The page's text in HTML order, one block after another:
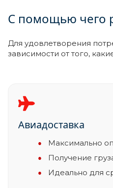
С помощью чего
Для удовлетворения
зависимости от того,
Авиадоставка
Максимально
Получение
Идеально для